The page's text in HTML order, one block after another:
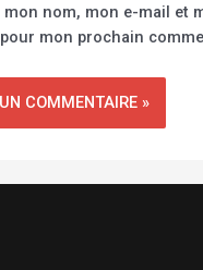
mon nom, mon e-mail et
mon prochain